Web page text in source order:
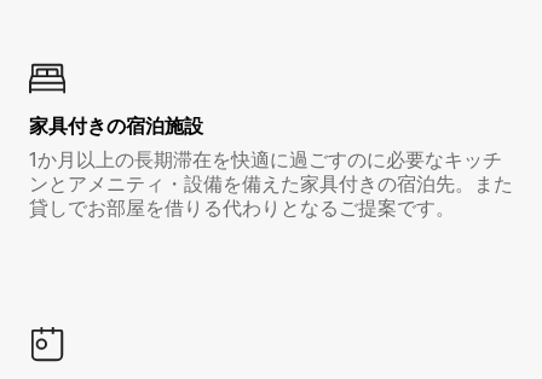
家具付き⁠の宿⁠泊⁠施⁠設
1か月以上の長期滞在を快適に過ごすのに必要なキッチ
ンとアメニティ・設備を備えた家具付きの宿泊先。また
貸しでお部屋を借りる代わりとなるご提案です。